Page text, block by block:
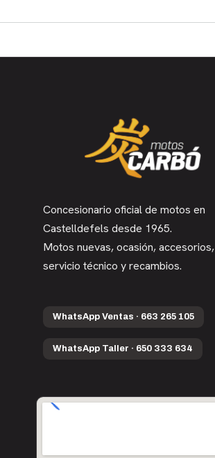
Concesionario oficial de motos en
Castelldefels desde 1965.
Motos nuevas, ocasión, accesorios,
servicio técnico y recambios.
WhatsApp Ventas · 663 265 105
WhatsApp Taller · 650 333 634